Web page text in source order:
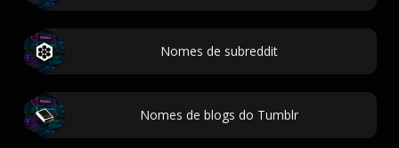
Nomes de subreddit
Nomes de blogs do Tumblr